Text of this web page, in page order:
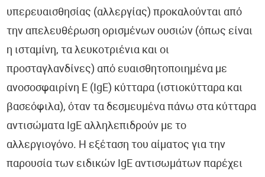
υπερευαισθησίας (αλλεργίας) προκαλούνται από
την απελευθέρωση ορισμένων ουσιών (όπως είναι
η ισταμίνη, τα λευκοτριένια και οι
προσταγλανδίνες) από ευαισθητοποιημένα με
ανοσοσφαιρίνη Ε (IgE) κύτταρα (ιστιοκύτταρα και
βασεόφιλα), όταν τα δεσμευμένα πάνω στα κύτταρα
αντισώματα IgE αλληλεπιδρούν με το
αλλεργιογόνο. Η εξέταση του αίματος για την
παρουσία των ειδικών IgE αντισωμάτων παρέχει